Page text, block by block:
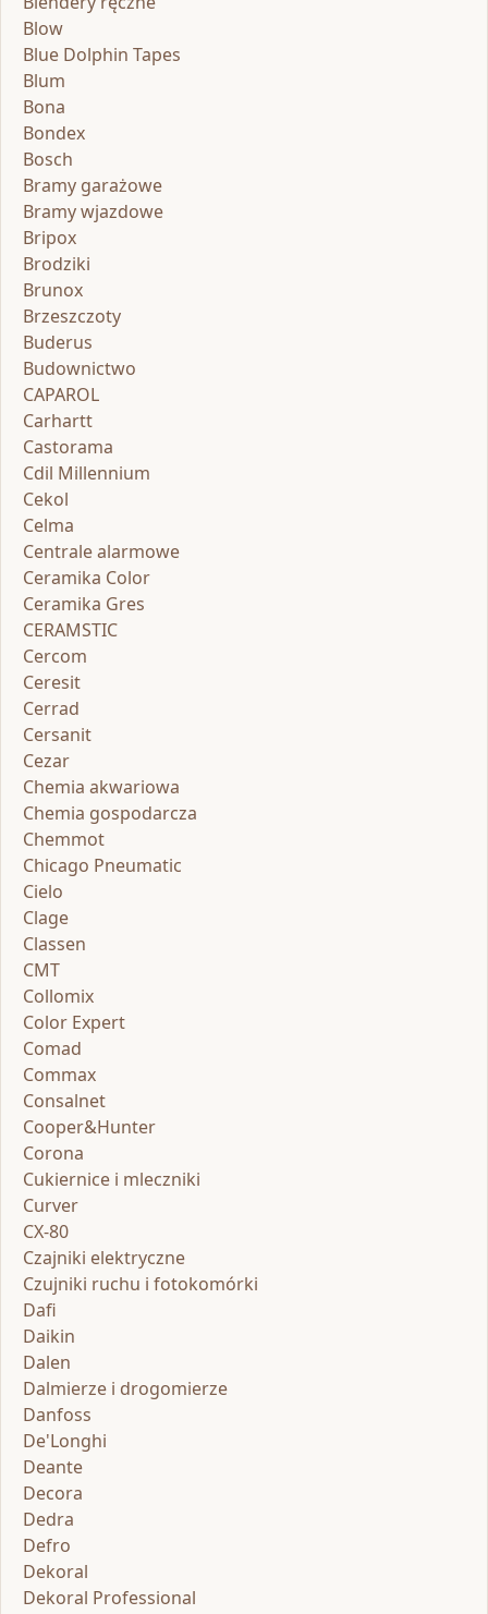
Blow
Blue Dolphin Tapes
Blum
Bona
Bondex
Bosch
Bramy garażowe
Bramy wjazdowe
Bripox
Brodziki
Brunox
Brzeszczoty
Buderus
Budownictwo
CAPAROL
Carhartt
Castorama
Cdil Millennium
Cekol
Celma
Centrale alarmowe
Ceramika Color
Ceramika Gres
CERAMSTIC
Cercom
Ceresit
Cerrad
Cersanit
Cezar
Chemia akwariowa
Chemia gospodarcza
Chemmot
Chicago Pneumatic
Cielo
Clage
Classen
CMT
Collomix
Color Expert
Comad
Commax
Consalnet
Cooper&Hunter
Corona
Cukiernice i mleczniki
Curver
CX-80
Czajniki elektryczne
Czujniki ruchu i fotokomórki
Dafi
Daikin
Dalen
Dalmierze i drogomierze
Danfoss
De'Longhi
Deante
Decora
Dedra
Defro
Dekoral
Dekoral Professional